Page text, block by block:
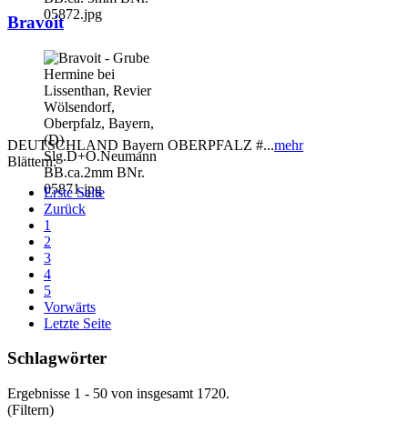
Bravoit
DEUTSCHLAND Bayern OBERPFALZ #...mehr
Blättern:
Erste Seite
Zurück
1
2
3
4
5
Vorwärts
Letzte Seite
Schlagwörter
Ergebnisse 1 - 50 von insgesamt 1720.
(Filtern)